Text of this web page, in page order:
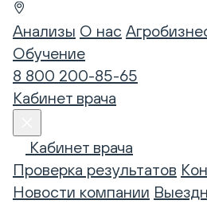
Анализы О нас
Обучение
8 800 200-85-65
Кабинет врача
Кабинет врача
Проверка результатов
Новости компании